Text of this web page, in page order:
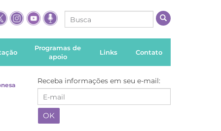
Programas de
apoio
Links Contato
Receba informações em seu e-mail: